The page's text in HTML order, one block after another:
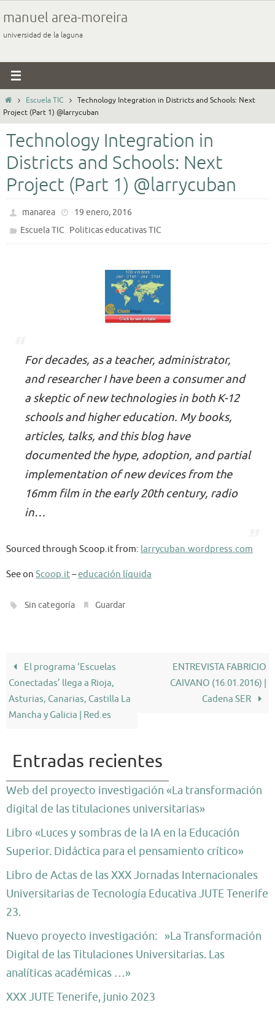
al
contenido
manuel area-moreira
universidad de la laguna
InicioEscuela TIC
Technology Integration in Districts and Schools: Next
Project (Part 1) @larrycuban
Technology Integration in
Districts and Schools: Next
Project (Part 1) @larrycuban
manarea
19 enero, 2016
Escuela TIC, Politicas educativas TIC
For decades, as a teacher, administrator,
and researcher I have been a consumer and
a skeptic of new technologies in both K-12
schools and higher education. My books,
articles, talks, and this blog have
documented the hype, adoption, and partial
implementation of new devices from the
16mm film in the early 20th century, radio
in…
Sourced through Scoop.it from: larrycuban.wordpress.com
See on Scoop.it–educación líquida
Sin categoría Guardar
El programa ‘Escuelas
Conectadas’ llega a Rioja,
Asturias, Canarias, Castilla La
Mancha y Galicia | Red.es
ENTREVISTA FABRICIO
CAIVANO (16.01.2016) |
Cadena SER
Entradas recientes
Web del proyecto investigación «La transformación
digital de las titulaciones universitarias»
Libro «Luces y sombras de la IA en la Educación
Superior. Didáctica para el pensamiento crítico»
Libro de Actas de las XXX Jornadas Internacionales
Universitarias de Tecnología Educativa JUTE Tenerife
23.
Nuevo proyecto investigación: »La Transformación
Digital de las Titulaciones Universitarias. Las
analíticas académicas …»
XXX JUTE Tenerife, junio 2023